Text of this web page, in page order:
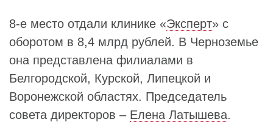
8-е место отдали клинике «Эксперт» с
оборотом в 8,4 млрд рублей. В Черноземье
она представлена филиалами в
Белгородской, Курской, Липецкой и
Воронежской областях. Председатель
совета директоров – Елена Латышева.